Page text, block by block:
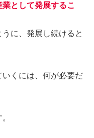
業として発展するこ
に、発展し続けると
くには、何が必要だ